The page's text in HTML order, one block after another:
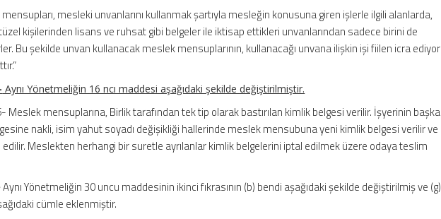
mensupları, mesleki unvanlarını kullanmak şartıyla mesleğin konusuna giren işlerle ilgili alanlarda,
kişilerinden lisans ve ruhsat gibi belgeler ile iktisap ettikleri unvanlarından sadece birini de
Bu şekilde unvan kullanacak meslek mensuplarının, kullanacağı unvana ilişkin işi fiilen icra ediyor
Aynı Yönetmeliğin 16 ncı maddesi aşağıdaki şekilde değiştirilmiştir.
Meslek mensuplarına, Birlik tarafından tek tip olarak bastırılan kimlik belgesi verilir. İşyerinin başka
nakli, isim yahut soyadı değişikliği hallerinde meslek mensubuna yeni kimlik belgesi verilir ve
Meslekten herhangi bir suretle ayrılanlar kimlik belgelerini iptal edilmek üzere odaya teslim
Aynı Yönetmeliğin 30 uncu maddesinin ikinci fıkrasının (b) bendi aşağıdaki şekilde değiştirilmiş ve (g)
cümle eklenmiştir.